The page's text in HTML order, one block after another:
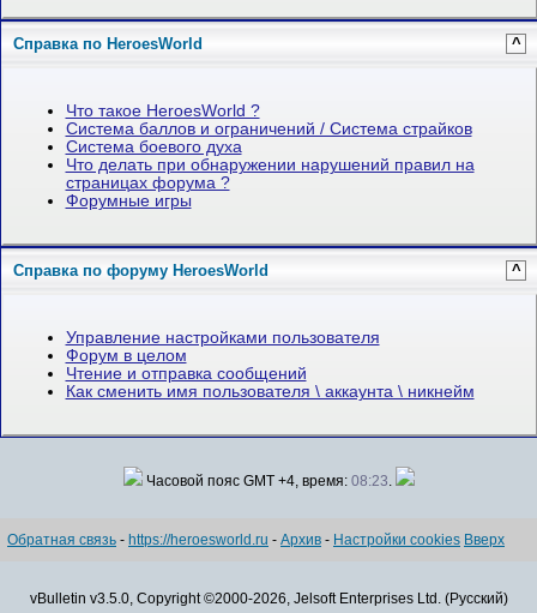
Справка по HeroesWorld ^
Что такое HeroesWorld ?
Система баллов и ограничений / Система страйков
Система боевого духа
Что делать при обнаружении нарушений правил на
страницах форума ?
Форумные игры
Справка по форуму HeroesWorld ^
Управление настройками пользователя
Форум в целом
Чтение и отправка сообщений
Как сменить имя пользователя \ аккаунта \ никнейм
Часовой пояс GMT +4, время: 08:23.
Обратная связь - https://heroesworld.ru - Архив - Настройки cookies Вверх
vBulletin v3.5.0, Copyright ©2000-2026, Jelsoft Enterprises Ltd. (Русский)